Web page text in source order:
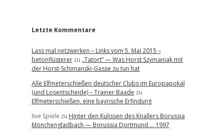
Letzte Kommentare
Lass mal netzwerken – Links vom 5. Mai 2015 –
betonflüstererzu „Tatort“ — Was Horst Szymaniak mit
der Horst-Schimanski-Gasse zu tun hat
Alle Elfmeterschießen deutscher Clubs im Europapokal
(und Losentscheide) – Trainer Baade zu
Elfmeterschießen, eine bayrische Erfindung
live Spiele zu Hinter den Kulissen des Knallers Borussia
Mönchengladbach — Borussia Dortmund … 1997